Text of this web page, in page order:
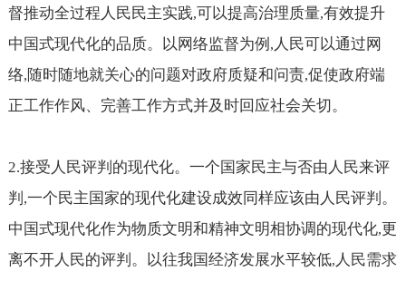
督推动全过程人民民主实践,可以提高治理质量,有效提升
中国式现代化的品质。以网络监督为例 , 人民可以通过网
络,随时随地就关心的问题对政府质疑和问责,促使政府端
正工作作风、完善工作方式并及时回应社会关切。
2.接受人民评判的现代化。一个国家民主与否由人民来评
判 ,一个民主国家的现代化建设成效同样应该由人民评判。
中国式现代化作为物质文明和精神文明相协调的现代化,更
离不开人民的评判。以往我国经济发展水平较低, 人民需求